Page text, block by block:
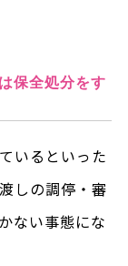
保全処分をす
いるといった
しの調停・審
ない事態にな